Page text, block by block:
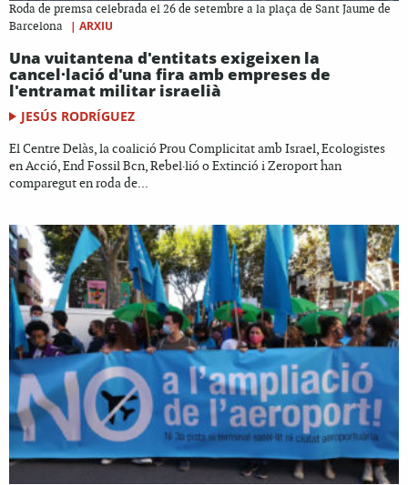
Roda de premsa celebrada el 26 de setembre a la plaça de Sant Jaume de
Barcelona
| ARXIU
Una vuitantena d'entitats exigeixen la
cancel·lació d'una fira amb empreses de
l'entramat militar israelià
JESÚS RODRÍGUEZ
El Centre Delàs, la coalició Prou Complicitat amb Israel, Ecologistes
en Acció, End Fossil Bcn, Rebel·lió o Extinció i Zeroport han
comparegut en roda de...